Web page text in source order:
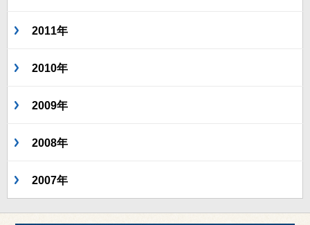
2011年
2010年
2009年
2008年
2007年